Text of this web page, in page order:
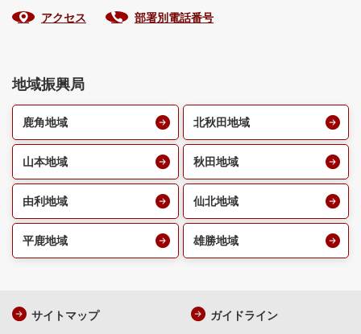
アクセス 部署別電話番号
地域振興局
鹿角地域 北秋田地域
山本地域 秋田地域
由利地域 仙北地域
平鹿地域 雄勝地域
サイトマップ ガイドライン